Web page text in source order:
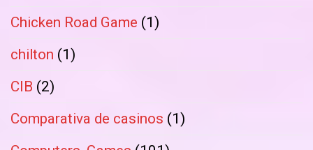
Chicken Road Game (1)
chilton (1)
CIB (2)
Comparativa de casinos (1)